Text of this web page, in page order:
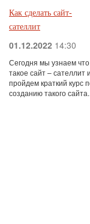
Как сделать сайт-
сателлит
01.12.2022 14:30
Сегодня мы узнаем что
такое сайт – сателлит и
пройдем краткий курс
созданию такого сайта.